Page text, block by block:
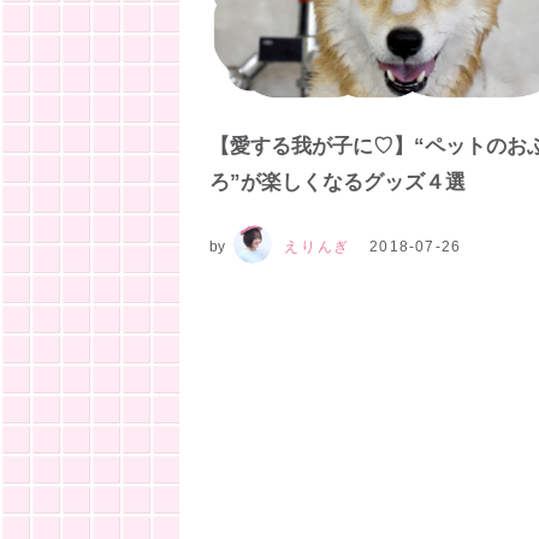
【愛する我が子に♡】“ペットのお
ろ”が楽しくなるグッズ４選
by えりんぎ 2018-07-26